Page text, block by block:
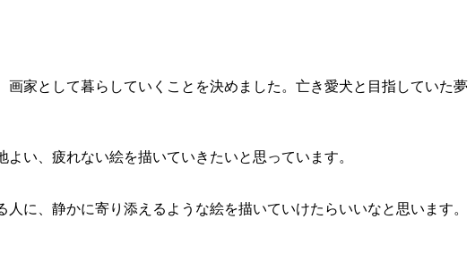
家として暮らしていくことを決めました。亡き愛犬と目指していた夢
い、疲れない絵を描いていきたいと思っています。
に、静かに寄り添えるような絵を描いていけたらいいなと思います。